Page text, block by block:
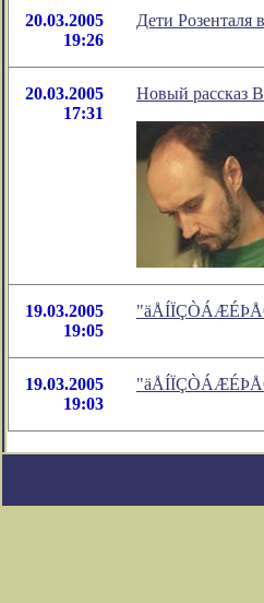
20.03.2005
19:26
Дети Розенталя
20.03.2005
17:31
Новый рассказ
19.03.2005
19:05
19.03.2005
19:03